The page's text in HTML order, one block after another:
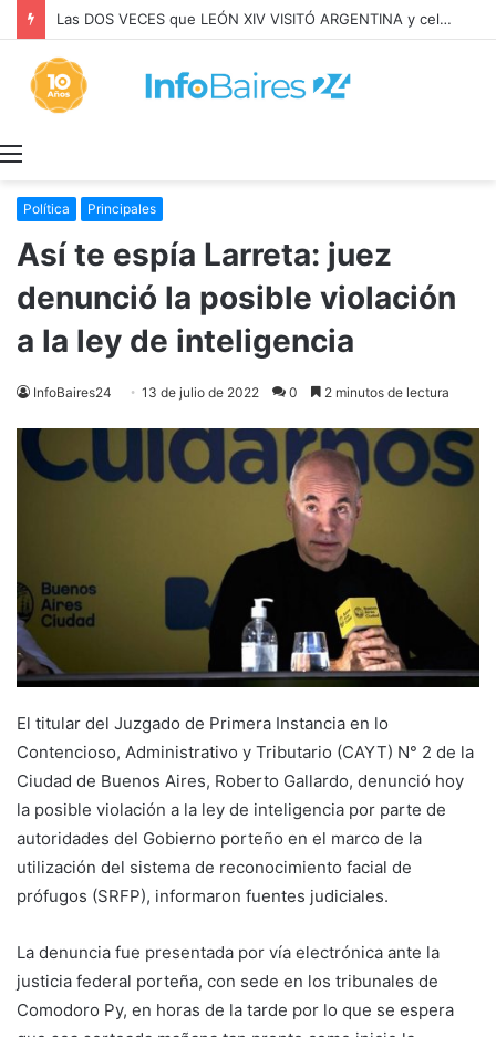
Las DOS VECES que LEÓN XIV VISITÓ ARGENTINA y celebró MISA con BERGOGLIO
Política Principales
Así te espía Larreta: juez
denunció la posible violación
a la ley de inteligencia
InfoBaires24 13 de julio de 2022 0 2 minutos de lectura
El titular del Juzgado de Primera Instancia en lo
Contencioso, Administrativo y Tributario (CAYT) N° 2 de la
Ciudad de Buenos Aires, Roberto Gallardo, denunció hoy
la posible violación a la ley de inteligencia por parte de
autoridades del Gobierno porteño en el marco de la
utilización del sistema de reconocimiento facial de
prófugos (SRFP), informaron fuentes judiciales.
La denuncia fue presentada por vía electrónica ante la
justicia federal porteña, con sede en los tribunales de
Comodoro Py, en horas de la tarde por lo que se espera